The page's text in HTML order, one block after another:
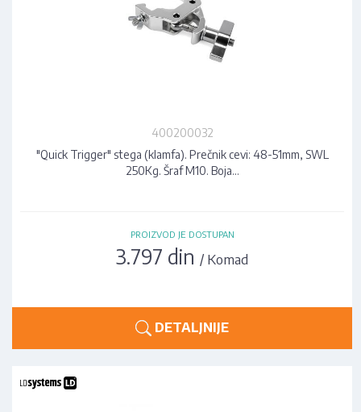
400200032
"Quick Trigger" stega (klamfa). Prečnik cevi: 48-51mm, SWL
250Kg. Šraf M10. Boja…
PROIZVOD JE DOSTUPAN
3.797 din / Komad
DETALJNIJE